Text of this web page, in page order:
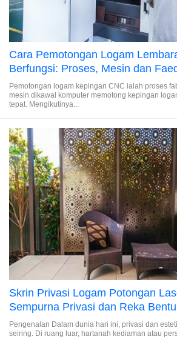
Cara Pemotongan Logam
Berfungsi: Proses, Mesin dan
Pemotongan logam kepingan CNC ialah proses
mesin dikawal komputer memotong kepingan
tepat. Mengikutinya...
Skrin Privasi Logam Potongan
Sempurna Privasi dan Reka
Pengenalan Dalam dunia hari ini, privasi dan
seiring. Di ruang luar, hartanah kediaman atau